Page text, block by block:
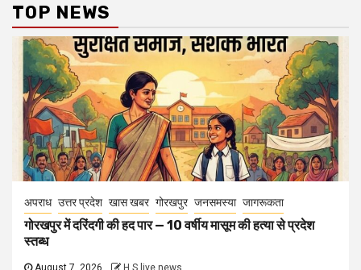
TOP NEWS
अपराध उत्तर प्रदेश खास खबर गोरखपुर जनसमस्या जागरूकता
गोरखपुर में दरिंदगी की हद पार — 10 वर्षीय मासूम की हत्या से प्रदेश
स्तब्ध
August 7, 2026 H S live news